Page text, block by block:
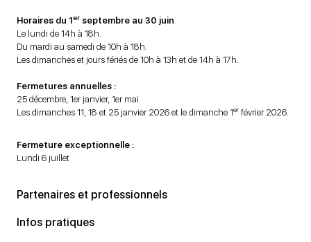
Horaires du 1er septembre au 30 juin
Le lundi de 14h à 18h.
Du mardi au samedi de 10h à 18h.
Les dimanches et jours fériés de 10h à 13h et de 14h à 17h.
Fermetures annuelles :
25 décembre, 1er janvier, 1er mai
Les dimanches 11, 18 et 25 janvier 2026 et le dimanche 1er février 2026.
Fermeture exceptionnelle :
Lundi 6 juillet
Partenaires et professionnels
Infos pratiques